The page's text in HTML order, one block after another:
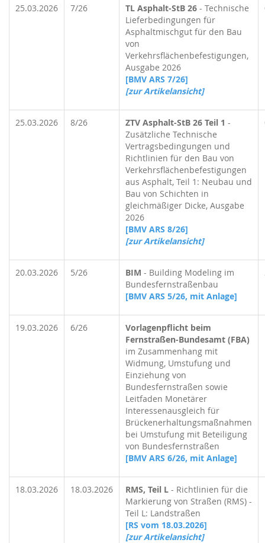
25.03.2026 7/26 TL Asphalt-StB 26 - Technische
Lieferbedingungen für
Asphaltmischgut für den Bau
von
Verkehrsflächenbefestigungen,
Ausgabe 2026
[BMV ARS 7/26]
[zur Artikelansicht]
25.03.2026 8/26 ZTV Asphalt-StB 26 Teil 1 -
Zusätzliche Technische
Vertragsbedingungen und
Richtlinien für den Bau von
Verkehrsflächenbefestigungen
aus Asphalt, Teil 1: Neubau und
Bau von Schichten in
gleichmäßiger Dicke, Ausgabe
2026
[BMV ARS 8/26]
[zur Artikelansicht]
20.03.2026 5/26 BIM - Building Modeling im
Bundesfernstraßenbau
[BMV ARS 5/26, mit Anlage]
19.03.2026 6/26
Vorlagenpflicht beim
Fernstraßen-Bundesamt (FBA)
im Zusammenhang mit
Widmung, Umstufung und
Einziehung von
Bundesfernstraßen sowie
Leitfaden Monetärer
Interessenausgleich für
Brückenerhaltungsmaßnahmen
bei Umstufung mit Beteiligung
von Bundesfernstraßen
[BMV ARS 6/26, mit Anlage]
18.03.2026 18.03.2026 RMS, Teil L - Richtlinien für die
Markierung von Straßen (RMS) -
Teil L: Landstraßen
[RS vom 18.03.2026]
[zur Artikelansicht]